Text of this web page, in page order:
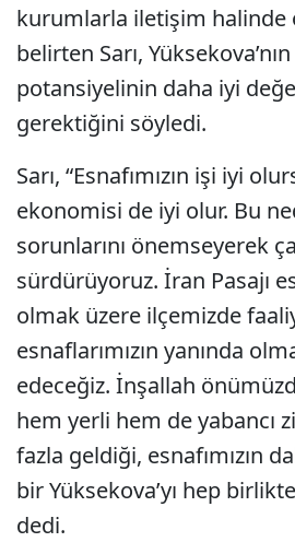
kurumlarla iletişim halinde
belirten Sarı,
potansiyelinin daha iyi
gerektiğini söyledi.
Sarı, “Esnafımızın işi iyi
ekonomisi de iyi olur. Bu
sorunlarını önemseyerek
sürdürüyoruz. İran Pasajı
olmak üzere ilçemizde
esnaflarımızın yanında
edeceğiz. İnşallah
hem yerli hem de yabancı
fazla geldiği, esnafımızın
bir Yüksekova’yı hep
dedi.